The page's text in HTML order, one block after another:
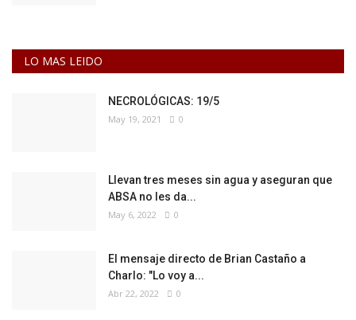
LO MAS LEIDO
NECROLÓGICAS: 19/5
May 19, 2021 0
Llevan tres meses sin agua y aseguran que
ABSA no les da...
May 6, 2022 0
El mensaje directo de Brian Castaño a
Charlo: "Lo voy a...
Abr 22, 2022 0